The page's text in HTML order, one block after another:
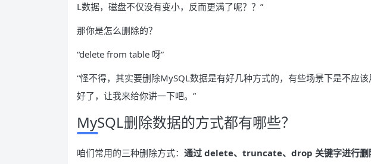
L数据，磁盘不仅没有变小，反而更满了呢？？”
那你是怎么删除的？
“delete from table 呀”
“怪不得，其实要删除MySQL数据是有好几种方式的，有些场景下是不应该
好了，让我来给你讲一下吧。”
MySQL删除数据的方式都有哪些？
咱们常用的三种删除方式： 通过 delete、truncate、drop 关键字进行删